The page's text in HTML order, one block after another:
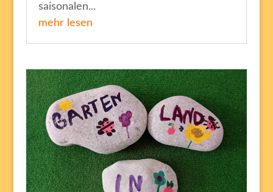
saisonalen...
mehr lesen